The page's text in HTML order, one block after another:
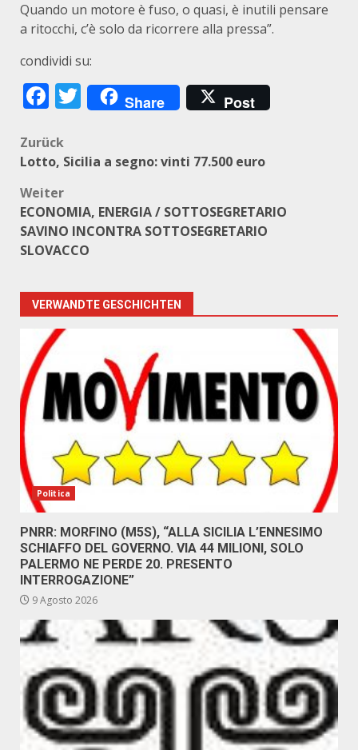
Quando un motore è fuso, o quasi, è inutili pensare
a ritocchi, c’è solo da ricorrere alla pressa”.
condividi su:
Facebook
Twitter
Share Post
Beitragsnavigation
Zurück
Lotto, Sicilia a segno: vinti 77.500 euro
Weiter
ECONOMIA, ENERGIA / SOTTOSEGRETARIO
SAVINO INCONTRA SOTTOSEGRETARIO
SLOVACCO
VERWANDTE GESCHICHTEN
Politica
PNRR: MORFINO (M5S), “ALLA SICILIA L’ENNESIMO
SCHIAFFO DEL GOVERNO. VIA 44 MILIONI, SOLO
PALERMO NE PERDE 20. PRESENTO
INTERROGAZIONE”
9 Agosto 2026